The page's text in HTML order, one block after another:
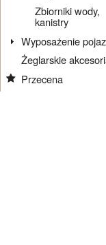
Zbiorniki wody,
kanistry
Wyposażenie
Żeglarskie
Przecena